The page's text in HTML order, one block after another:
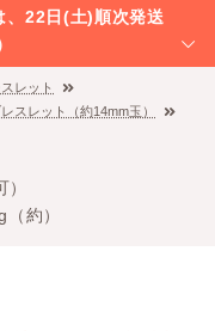
22日(土)順次発送
レット
スレット（約14mm玉）
約）